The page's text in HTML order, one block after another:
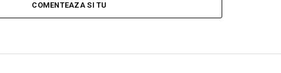
COMENTEAZA SI TU